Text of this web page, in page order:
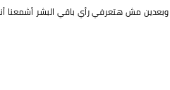
مش هتعرفي رأي باقي البشر أشمعنا